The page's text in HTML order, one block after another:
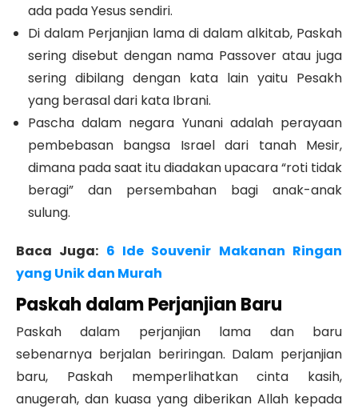
ada pada Yesus sendiri.
Di dalam Perjanjian lama di dalam alkitab, Paskah
sering disebut dengan nama Passover atau juga
sering dibilang dengan kata lain yaitu Pesakh
yang berasal dari kata Ibrani.
Pascha dalam negara Yunani adalah perayaan
pembebasan bangsa Israel dari tanah Mesir,
dimana pada saat itu diadakan upacara “roti tidak
beragi” dan persembahan bagi anak-anak
sulung.
Baca Juga: 6 Ide Souvenir Makanan Ringan
yang Unik dan Murah
Paskah dalam Perjanjian Baru
Paskah dalam perjanjian lama dan baru
sebenarnya berjalan beriringan. Dalam perjanjian
baru, Paskah memperlihatkan cinta kasih,
anugerah, dan kuasa yang diberikan Allah kepada